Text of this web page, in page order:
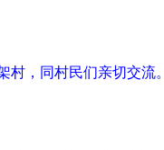
，同村民们亲切交流。